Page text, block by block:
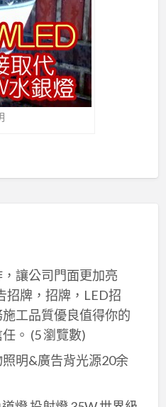
讓公司門面更加亮
招牌，招牌，LED招
工品質優良值得你的
。 (5 瀏覽數)
照明&廣告背光源20余